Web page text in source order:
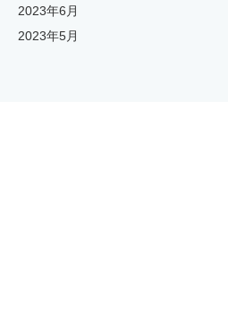
2023年6月
2023年5月